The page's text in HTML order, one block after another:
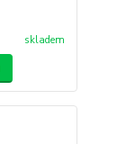
skladem